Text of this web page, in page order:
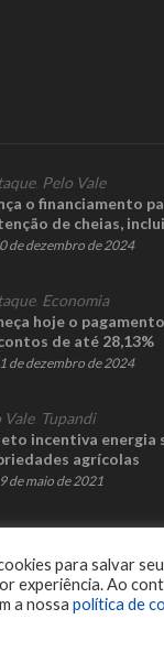
, Pelo Vale
o financiamento
de cheias,
de dezembro de 2024
, Economia
hoje o
de até 28,13%
de dezembro de 2024
Vale, Tupandi
incentiva energia
agrícolas
de maio de 2021
para salvar
experiência. Ao
a nossa política de